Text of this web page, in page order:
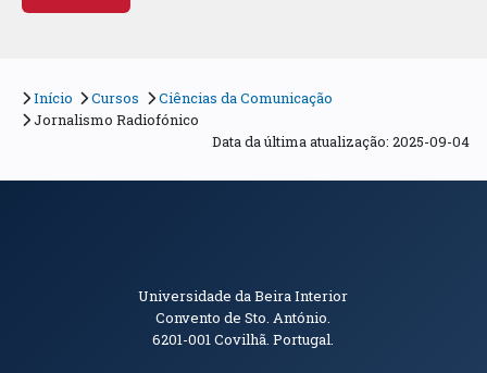
Início Cursos
Ciências da Comunicação
Jornalismo Radiofónico
Data da última atualização: 2025-09-04
Informações de Contacto
Universidade da Beira Interior
Convento de Sto. António.
6201-001Covilhã. Portugal.